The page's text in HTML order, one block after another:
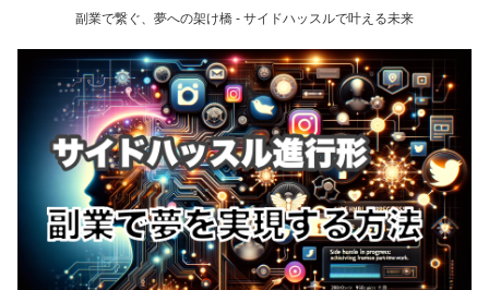
副業で繋ぐ、夢への架け橋 - サイドハッスルで叶える未来